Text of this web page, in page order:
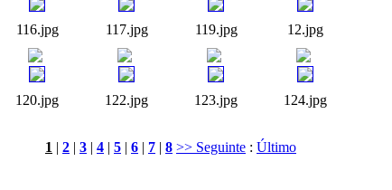
116.jpg 117.jpg 119.jpg 12.jpg
120.jpg 122.jpg 123.jpg 124.jpg
1 | 2 | 3 | 4 | 5 | 6 | 7 | 8 >> Seguinte : Último